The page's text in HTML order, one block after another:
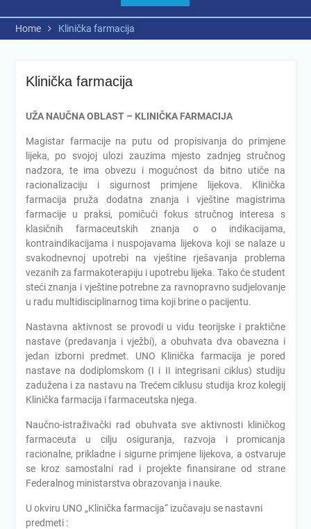
Home Klinička farmacija
Klinička farmacija
UŽA NAUČNA OBLAST – KLINIČKA FARMACIJA
Magistar farmacije na putu od propisivanja do primjene
lijeka, po svojoj ulozi zauzima mjesto zadnjeg stručnog
nadzora, te ima obvezu i mogućnost da bitno utiče na
racionalizaciju i sigurnost primjene lijekova. Klinička
farmacija pruža dodatna znanja i vještine magistrima
farmacije u praksi, pomičući fokus stručnog interesa s
klasičnih farmaceutskih znanja o o indikacijama,
kontraindikacijama i nuspojavama lijekova koji se nalaze u
svakodnevnoj upotrebi na vještine rješavanja problema
vezanih za farmakoterapiju i upotrebu lijeka. Tako će student
steći znanja i vještine potrebne za ravnopravno sudjelovanje
u radu multidisciplinarnog tima koji brine o pacijentu.
Nastavna aktivnost se provodi u vidu teorijske i praktične
nastave (predavanja i vježbi), a obuhvata dva obavezna i
jedan izborni predmet. UNO Klinička farmacija je pored
nastave na dodiplomskom (I i II integrisani ciklus) studiju
zadužena i za nastavu na Trećem ciklusu studija kroz kolegij
Klinička farmacija i farmaceutska njega.
Naučno-istraživački rad obuhvata sve aktivnosti kliničkog
farmaceuta u cilju osiguranja, razvoja i promicanja
racionalne, prikladne i sigurne primjene lijekova, a ostvaruje
se kroz samostalni rad i projekte finansirane od strane
Federalnog ministarstva obrazovanja i nauke.
U okviru UNO „Klinička farmacija“ izučavaju se nastavni
predmeti :